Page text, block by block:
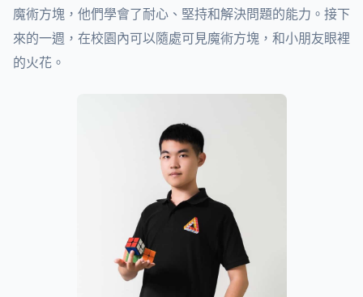
魔術方塊，他們學會了耐心、堅持和解決問題的能力。接下
來的一週，在校園內可以隨處可見魔術方塊，和小朋友眼裡
的火花。